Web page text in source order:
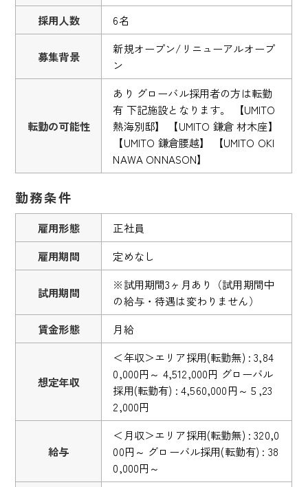
採用人数
6名
募集背景
新規オープン/リニューアルオープ
ン
転勤の可能性
あり グローバル採用者の方は転勤
有 下記施設となります。 【UMITO
熱海別邸】 【UMITO 鎌倉 材木座】
【UMITO 鎌倉腰越】 【UMITO OKI
NAWA ONNASON】
勤務条件
雇用形態
正社員
雇用期間
定めなし
試用期間
※試用期間3ヶ月あり（試用期間中
の給与・待遇は変わりません）
賃金形態
月給
想定年収
＜年収＞エリア採用(転勤無) : 3,84
0,000円～ 4,512,000円 グローバル
採用(転勤有) : 4,560,000円～５,23
2,000円
給与
＜月収＞エリア採用(転勤無) : 320,0
00円～ グローバル採用(転勤有) : 38
0,000円～